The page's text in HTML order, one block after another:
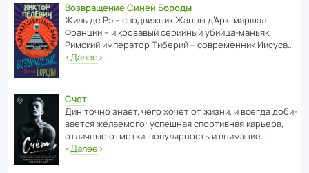
Возвращение Синей Бороды
Жиль де Рэ – спод­ви­жник Жанны д’Арк, маршал
Франции – и кровавый серийный убийца-маньяк.
Римский импе­ратор Тиберий – совре­менник Иисуса…
‹Далее›
Счет
Дин точно знает, чего хочет от жизни, и всегда доби­
ва­ется жела­е­мого: успе­шная спор­ти­вная карьера,
отли­чные отметки, попу­ля­р­ность и внимание…
‹Далее›